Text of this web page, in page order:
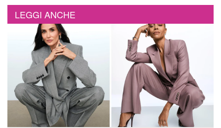
LEGGI ANCHE